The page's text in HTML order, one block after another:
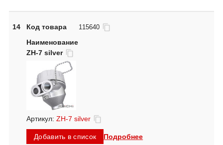
14 Код товара 115640
ZH-7 silver
Артикул: ZH-7 silver
Добавить в список Подробнее